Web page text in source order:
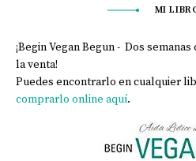
MI
¡Begin Vegan Begun - Dos
la venta!
Puedes encontrarlo en cualquier
comprarlo online aquí.